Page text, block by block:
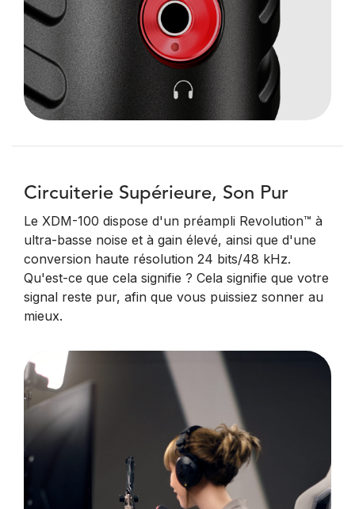
Circuiterie Supérieure, Son Pur
Le XDM-100 dispose d'un préampli Revolution™ à
ultra-basse noise et à gain élevé, ainsi que d'une
conversion haute résolution 24 bits/48 kHz.
Qu'est-ce que cela signifie ? Cela signifie que votre
signal reste pur, afin que vous puissiez sonner au
mieux.